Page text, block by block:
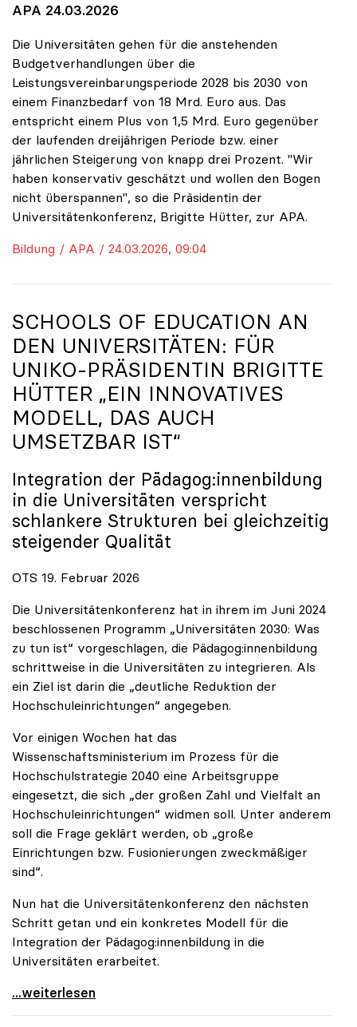
APA 24.03.2026
Die Universitäten gehen für die anstehenden
Budgetverhandlungen über die
Leistungsvereinbarungsperiode 2028 bis 2030 von
einem Finanzbedarf von 18 Mrd. Euro aus. Das
entspricht einem Plus von 1,5 Mrd. Euro gegenüber
der laufenden dreijährigen Periode bzw. einer
jährlichen Steigerung von knapp drei Prozent. "Wir
haben konservativ geschätzt und wollen den Bogen
nicht überspannen", so die Präsidentin der
Universitätenkonferenz, Brigitte Hütter, zur APA.
Bildung / APA / 24.03.2026, 09:04
SCHOOLS OF EDUCATION AN
DEN UNIVERSITÄTEN: FÜR
UNIKO-PRÄSIDENTIN BRIGITTE
HÜTTER „EIN INNOVATIVES
MODELL, DAS AUCH
UMSETZBAR IST“
Integration der Pädagog:innenbildung
in die Universitäten verspricht
schlankere Strukturen bei gleichzeitig
steigender Qualität
OTS 19. Februar 2026
Die Universitätenkonferenz hat in ihrem im Juni 2024
beschlossenen Programm „Universitäten 2030: Was
zu tun ist“ vorgeschlagen, die Pädagog:innenbildung
schrittweise in die Universitäten zu integrieren. Als
ein Ziel ist darin die „deutliche Reduktion der
Hochschuleinrichtungen“ angegeben.
Vor einigen Wochen hat das
Wissenschaftsministerium im Prozess für die
Hochschulstrategie 2040 eine Arbeitsgruppe
eingesetzt, die sich „der großen Zahl und Vielfalt an
Hochschuleinrichtungen“ widmen soll. Unter anderem
soll die Frage geklärt werden, ob „große
Einrichtungen bzw. Fusionierungen zweckmäßiger
sind“.
Nun hat die Universitätenkonferenz den nächsten
Schritt getan und ein konkretes Modell für die
Integration der Pädagog:innenbildung in die
Universitäten erarbeitet.
Schools of Education an den Universitäten: Für
...weiterlesen